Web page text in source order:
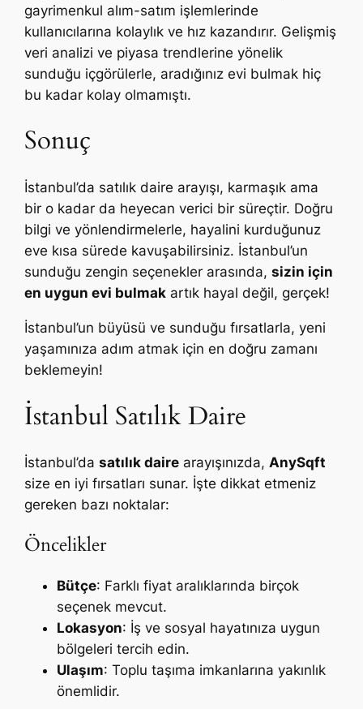
gayrimenkul alım-satım işlemlerinde
kullanıcılarına kolaylık ve hız kazandırır. Gelişmiş
veri analizi ve piyasa trendlerine yönelik
sunduğu içgörülerle, aradığınız evi bulmak hiç
bu kadar kolay olmamıştı.
Sonuç
İstanbul’da satılık daire arayışı, karmaşık ama
bir o kadar da heyecan verici bir süreçtir. Doğru
bilgi ve yönlendirmelerle, hayalini kurduğunuz
eve kısa sürede kavuşabilirsiniz. İstanbul’un
sunduğu zengin seçenekler arasında,sizin için
en uygun evi bulmak artık hayal değil, gerçek!
İstanbul’un büyüsü ve sunduğu fırsatlarla, yeni
yaşamınıza adım atmak için en doğru zamanı
beklemeyin!
İstanbul Satılık Daire
İstanbul’dasatılık daire arayışınızda,AnySqft
size en iyi fırsatları sunar. İşte dikkat etmeniz
gereken bazı noktalar:
Öncelikler
Bütçe: Farklı fiyat aralıklarında birçok
seçenek mevcut.
Lokasyon: İş ve sosyal hayatınıza uygun
bölgeleri tercih edin.
Ulaşım: Toplu taşıma imkanlarına yakınlık
önemlidir.